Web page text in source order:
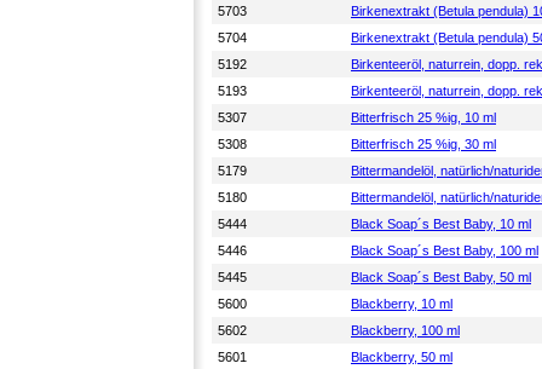
5703
Birkenextrakt (Betula pendula)
5704
Birkenextrakt (Betula pendula)
5192
Birkenteeröl, naturrein, dopp.
5193
Birkenteeröl, naturrein, dopp.
5307
Bitterfrisch 25 %ig, 10 ml
5308
Bitterfrisch 25 %ig, 30 ml
5179
Bittermandelöl, natürlich/
5180
Bittermandelöl, natürlich/
5444
Black Soap´s Best Baby, 10 ml
5446
Black Soap´s Best Baby, 100 ml
5445
Black Soap´s Best Baby, 50 ml
5600
Blackberry, 10 ml
5602
Blackberry, 100 ml
5601
Blackberry, 50 ml